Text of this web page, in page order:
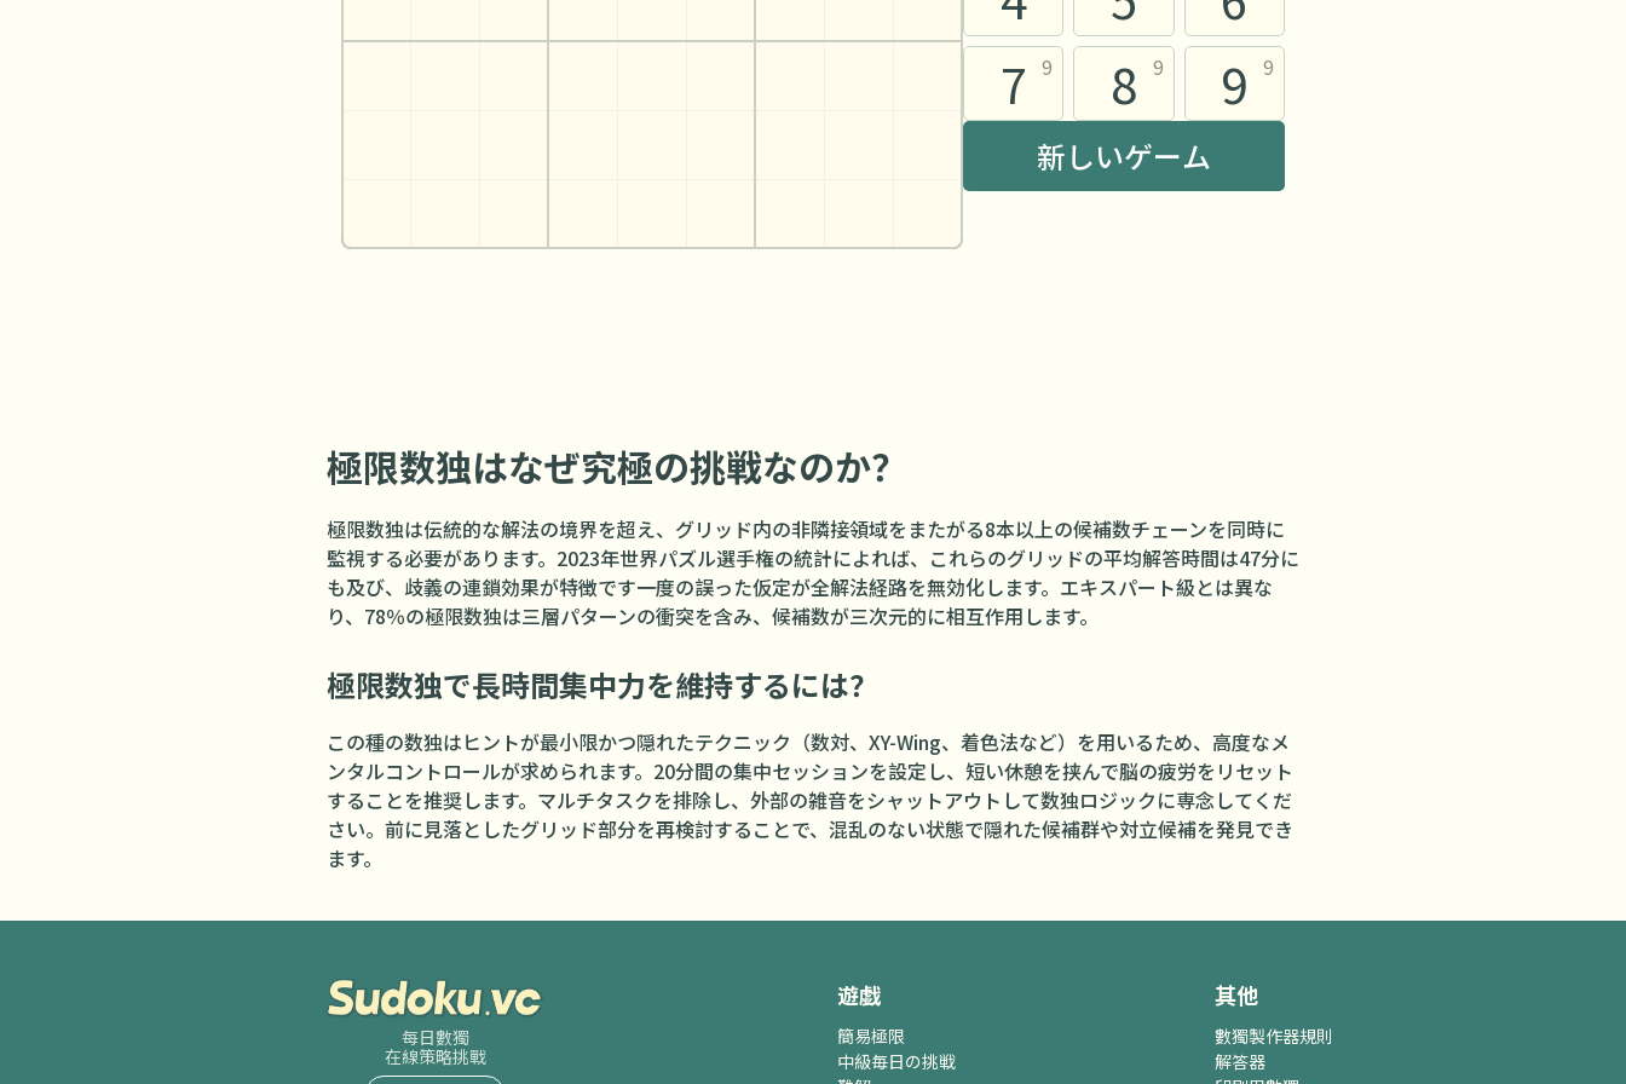
7 9 8 9 9 9
新しいゲーム
極限数独はなぜ究極の挑戦なのか？
極限数独は伝統的な解法の境界を超え、グリッド内の非隣接領域をまたがる8本以上の候補数チェーンを同時に
監視する必要があります。2023年世界パズル選手権の統計によれば、これらのグリッドの平均解答時間は47分に
も及び、歧義の連鎖効果が特徴です――一度の誤った仮定が全解法経路を無効化します。エキスパート級とは異な
り、78％の極限数独は三層パターンの衝突を含み、候補数が三次元的に相互作用します。
極限数独で長時間集中力を維持するには？
この種の数独はヒントが最小限かつ隠れたテクニック（数対、XY-Wing、着色法など）を用いるため、高度なメ
ンタルコントロールが求められます。20分間の集中セッションを設定し、短い休憩を挟んで脳の疲労をリセット
することを推奨します。マルチタスクを排除し、外部の雑音をシャットアウトして数独ロジックに専念してくだ
さい。前に見落としたグリッド部分を再検討することで、混乱のない状態で隠れた候補群や対立候補を発見でき
ます。
每日數獨
在線策略挑戰
遊戯
簡易
中級
極限
毎日の挑戦
其他
數獨製作器
解答器
規則